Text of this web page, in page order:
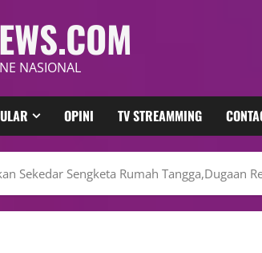
NASIONAL
OPINI TV STREAMMING
Sekedar Sengketa Rumah Tangga,Dugaan